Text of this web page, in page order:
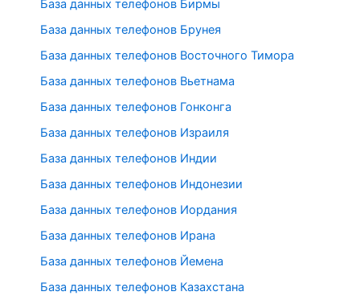
База данных телефонов Бирмы
База данных телефонов Брунея
База данных телефонов Восточного Тимора
База данных телефонов Вьетнама
База данных телефонов Гонконга
База данных телефонов Израиля
База данных телефонов Индии
База данных телефонов Индонезии
База данных телефонов Иордания
База данных телефонов Ирана
База данных телефонов Йемена
База данных телефонов Казахстана